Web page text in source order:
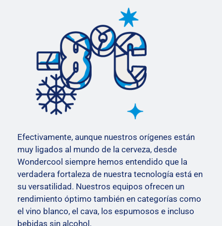
Efectivamente, aunque nuestros orígenes están
muy ligados al mundo de la cerveza, desde
Wondercool siempre hemos entendido que la
verdadera fortaleza de nuestra tecnología está en
su versatilidad. Nuestros equipos ofrecen un
rendimiento óptimo también en categorías como
el vino blanco, el cava, los espumosos e incluso
bebidas sin alcohol.